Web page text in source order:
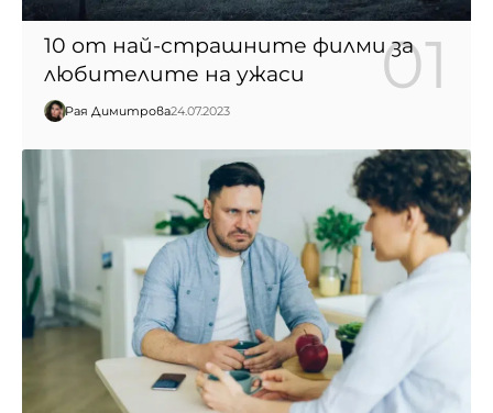
10 от най-страшните филми за
любителите на ужаси
Рая Димитрова24.07.2023